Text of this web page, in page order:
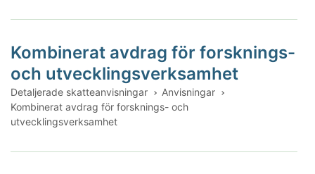
Kombinerat avdrag för forsknings-
och utvecklingsverksamhet
Detaljerade skatteanvisningar
Anvisningar
Kombinerat avdrag för forsknings- och
utvecklingsverksamhet